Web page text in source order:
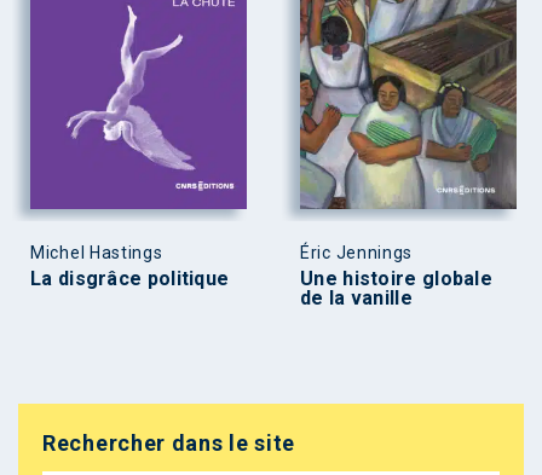
Michel Hastings
La disgrâce politique
Éric Jennings
Une histoire globale
de la vanille
Rechercher dans le site